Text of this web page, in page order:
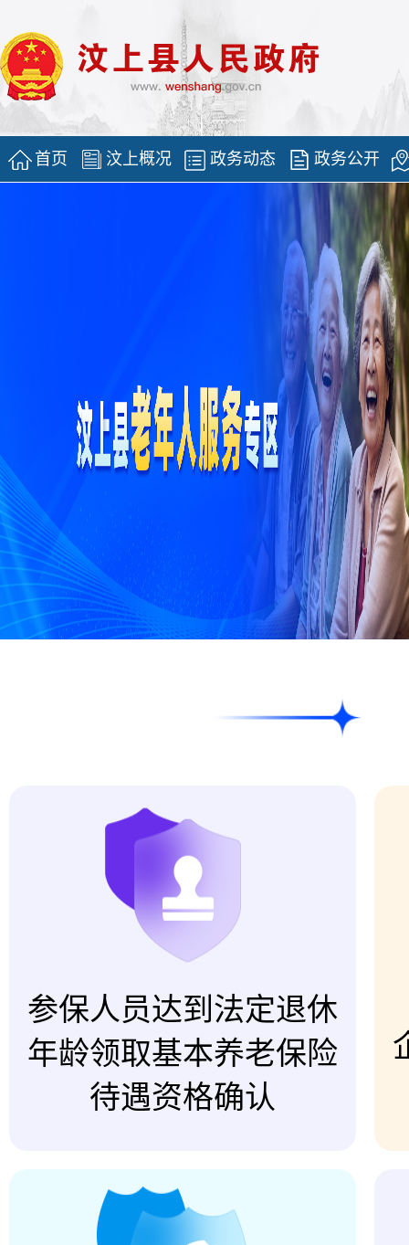
首页 汶上概况 政务动态 政务公开
参保人员达到法定退休
年龄领取基本养老保险
待遇资格确认